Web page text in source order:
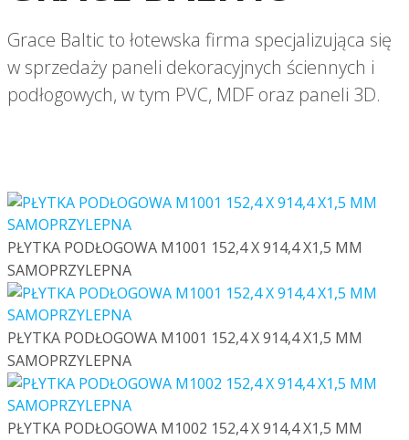
Grace Baltic to łotewska firma specjalizująca się
w sprzedaży paneli dekoracyjnych ściennych i
podłogowych, w tym PVC, MDF oraz paneli 3D.
PŁYTKA PODŁOGOWA M1001 152,4 X 914,4 X1,5 MM
SAMOPRZYLEPNA
PŁYTKA PODŁOGOWA M1001 152,4 X 914,4 X1,5 MM
SAMOPRZYLEPNA
PŁYTKA PODŁOGOWA M1002 152,4 X 914,4 X1,5 MM